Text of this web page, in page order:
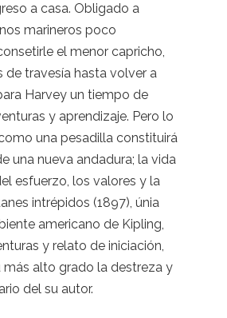
a casa. Obligado a
marineros poco
el menor capricho,
de travesía hasta volver a
Harvey un tiempo de
y aprendizaje. Pero lo
una pesadilla constituirá
una nueva andadura; la vida
esfuerzo, los valores y la
intrépidos (1897), únia
americano de Kipling,
y relato de iniciación,
más alto grado la destreza y
del su autor.